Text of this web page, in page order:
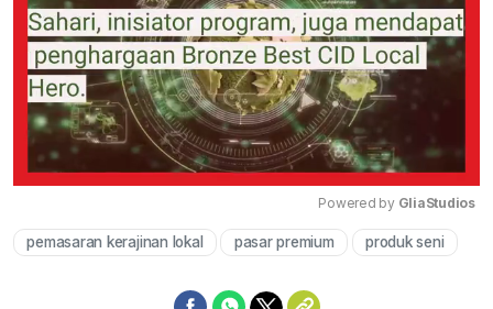
Mute
Powered by GliaStudios
pemasaran kerajinan lokal pasar premium produk seni